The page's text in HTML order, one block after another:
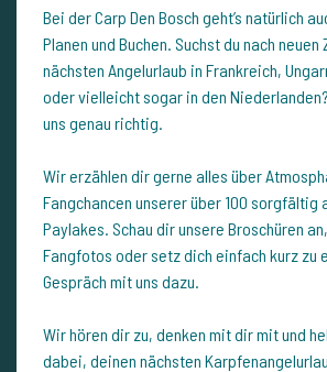
Bei der Carp Den Bosch geht’s natürlich
Planen und Buchen. Suchst du nach
nächsten Angelurlaub in Frankreich,
oder vielleicht sogar in den
uns genau richtig.
Wir erzählen dir gerne alles über
Fangchancen unserer über 100 sorgfältig
Paylakes. Schau dir unsere Broschüren
Fangfotos oder setz dich einfach kurz zu
Gespräch mit uns dazu.
Wir hören dir zu, denken mit dir mit und
dabei, deinen nächsten